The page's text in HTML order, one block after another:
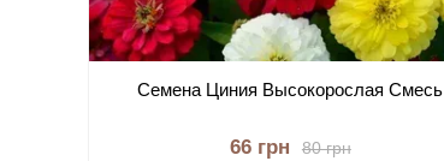
Семена Циния Высокорослая Смесь
80 грн
66 грн